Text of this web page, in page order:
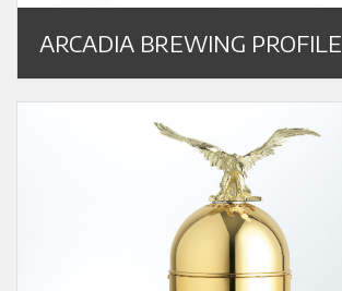
ARCADIA BREWING PROFILE